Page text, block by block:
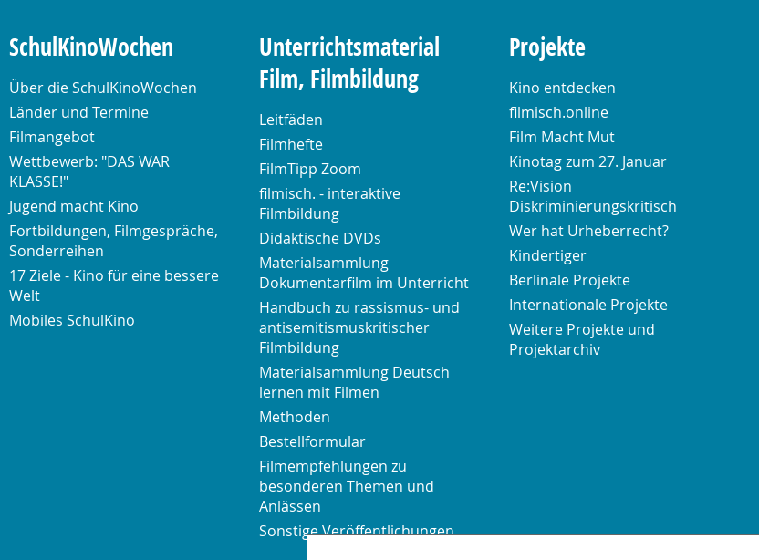
SchulKinoWochen
Über die SchulKinoWochen
Länder und Termine
Filmangebot
Wettbewerb: "DAS WAR
KLASSE!"
Jugend macht Kino
Fortbildungen, Filmgespräche,
Sonderreihen
17 Ziele - Kino für eine bessere
Welt
Mobiles SchulKino
Unterrichtsmaterial
Film, Filmbildung
Leitfäden
Filmhefte
FilmTipp Zoom
filmisch. - interaktive
Filmbildung
Didaktische DVDs
Materialsammlung
Dokumentarfilm im Unterricht
Handbuch zu rassismus- und
antisemitismuskritischer
Filmbildung
Materialsammlung Deutsch
lernen mit Filmen
Methoden
Bestellformular
Filmempfehlungen zu
besonderen Themen und
Anlässen
Sonstige Veröffentlichungen
Projekte
Kino entdecken
filmisch.online
Film Macht Mut
Kinotag zum 27. Januar
Re:Vision
Diskriminierungskritisch
Wer hat Urheberrecht?
Kindertiger
Berlinale Projekte
Internationale Projekte
Weitere Projekte und
Projektarchiv